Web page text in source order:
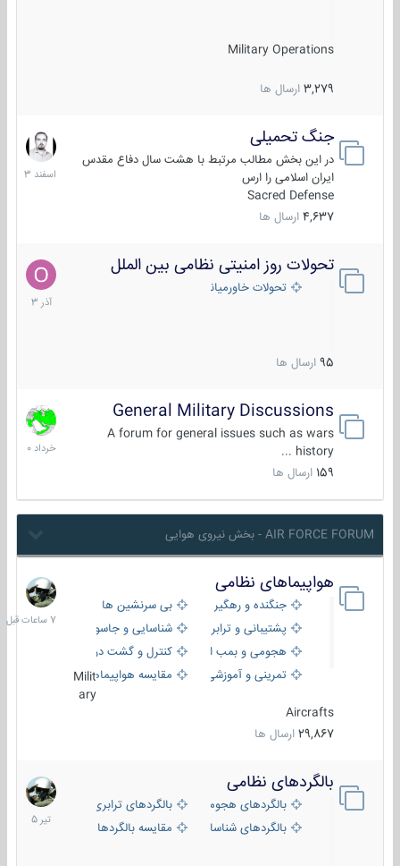
Military Operations
3,279 ارسال ها
جنگ تحمیلی
در این بخش مطالب مرتبط با هشت سال دفاع مقدس
ایران اسلامی را ارس
Sacred Defense
4,637 ارسال ها
20
اسفند
1403
تحولات روز امنیتی نظامی بین الملل
تحولات خاورمیانه
95 ارسال ها
21
آذر
1403
General Military Discussions
A forum for general issues such as wars
history ...
159 ارسال ها
10
خرداد
1400
AIR FORCE FORUM - بخش نیروی هوایی
هواپیماهای نظامی
جنگنده و رهگیر
بی سرنشین ها
پشتیبانی و ترابری
شناسایی و جاسوسی
هجومی و بمب افکن
کنترل و گشت دریایی
تمرینی و آموزشی
مقایسه هواپیماهاMilit
ary
Aircrafts
29,867 ارسال ها
7
ساعات
قبل
بالگردهای نظامی
بالگردهای هجومی
بالگردهای ترابری
بالگردهای شناسایی
مقایسه بالگردها
22
تیر
1405